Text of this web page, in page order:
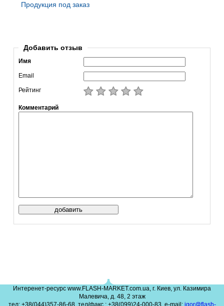
Продукция под заказ
Добавить отзыв
Имя
Email
Рейтинг
Комментарий
Интеренет-ресурс www.FLASH-MARKET.com.ua, г. Киев, ул. Казимира
Малевича, д. 48, 2 этаж
тел: +38(044)357-86-68, тел/факс.: +38(099)24-000-83, e-mail: igor@flash-